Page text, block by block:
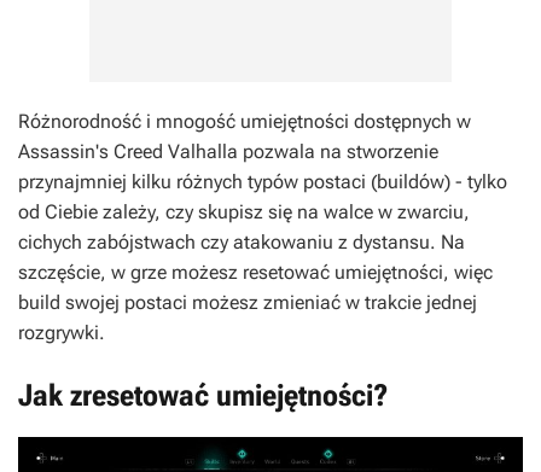
Różnorodność i mnogość umiejętności dostępnych w
Assassin's Creed Valhalla pozwala na stworzenie
przynajmniej kilku różnych typów postaci (buildów) - tylko
od Ciebie zależy, czy skupisz się na walce w zwarciu,
cichych zabójstwach czy atakowaniu z dystansu. Na
szczęście, w grze możesz resetować umiejętności, więc
build swojej postaci możesz zmieniać w trakcie jednej
rozgrywki.
Jak zresetować umiejętności?